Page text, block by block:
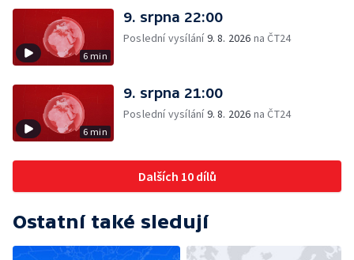
6 min
9. srpna 22:00
Poslední vysílání9. 8. 2026 na ČT24
6 min
9. srpna 21:00
Poslední vysílání9. 8. 2026 na ČT24
Dalších 10 dílů
Ostatní také sledují